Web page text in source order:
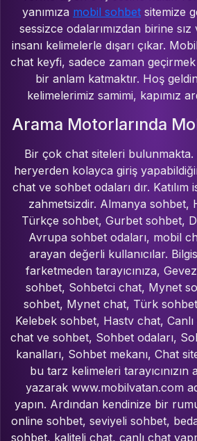
yanımıza mobil sohbet sitemize
sessizce odalarımızdan birine
insanı kelimelerle dışarı çıkar.
chat keyfi, sadece zaman
bir anlam katmaktır. Hoş
kelimelerimiz samimi, kapımız
Arama Motorlarında
Bir çok chat siteleri
heryerden kolayca giriş
chat ve sohbet odaları dır.
zahmetsizdir. Almanya sohbet,
Türkçe sohbet, Gurbet sohbet,
Avrupa sohbet odaları, mobil
arayan değerli kullanıcılar.
farketmeden tarayıcınıza,
sohbet, Sohbetci chat, Mynet
sohbet, Mynet chat, Türk
Kelebek sohbet, Hastv chat,
chat ve sohbet, Sohbet odaları,
kanalları, Sohbet mekanı, Chat
bu tarz kelimeleri
yazarak www.mobilvatan.com
yapın. Ardından kendinize bir
online sohbet, seviyeli sohbet,
sohbet, kaliteli chat, canlı chat